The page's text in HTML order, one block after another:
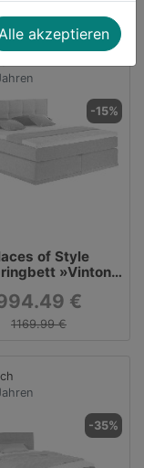
akzeptieren
-15%
of Style
»Vinton«
aus massiver
verschiedene
(auch H4)
180 x 200 cm
€
1169.99 €
-35%